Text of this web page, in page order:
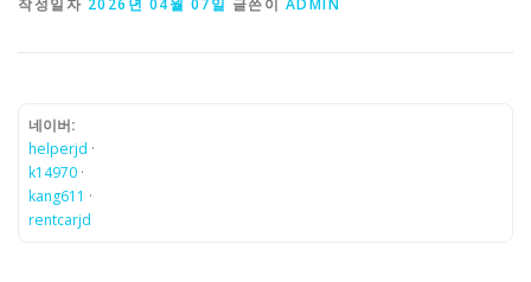
작성일자 2026년 04월 07일 글쓴이 ADMIN
네이버:
helperjd ·
k14970 ·
kang611 ·
rentcarjd